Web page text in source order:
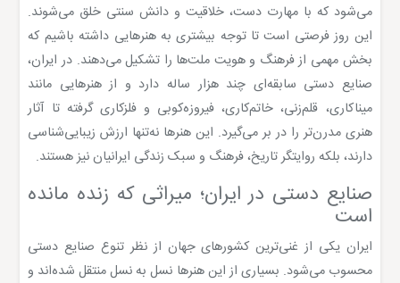
می‌شود که با مهارت دست، خلاقیت و دانش سنتی خلق می‌شوند.
این روز فرصتی است تا توجه بیشتری به هنرهایی داشته باشیم که
بخش مهمی از فرهنگ و هویت ملت‌ها را تشکیل می‌دهند. در ایران،
صنایع دستی سابقه‌ای چند هزار ساله دارد و از هنرهایی مانند
میناکاری، قلم‌زنی، خاتم‌کاری، فیروزه‌کوبی و فلزکاری گرفته تا آثار
هنری مدرن‌تر را در بر می‌گیرد. این هنرها نه‌تنها ارزش زیبایی‌شناسی
دارند، بلکه روایتگر تاریخ، فرهنگ و سبک زندگی ایرانیان نیز هستند.
صنایع دستی در ایران؛ میراثی که زنده مانده
است
ایران یکی از غنی‌ترین کشورهای جهان از نظر تنوع صنایع دستی
محسوب می‌شود. بسیاری از این هنرها نسل به نسل منتقل شده‌اند و